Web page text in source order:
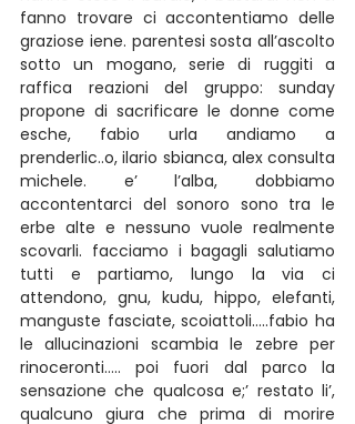
fanno trovare ci accontentiamo delle
graziose iene. parentesi sosta all’ascolto
sotto un mogano, serie di ruggiti a
raffica reazioni del gruppo: sunday
propone di sacrificare le donne come
esche, fabio urla andiamo a
prenderlic..o, ilario sbianca, alex consulta
michele. e’ l’alba, dobbiamo
accontentarci del sonoro sono tra le
erbe alte e nessuno vuole realmente
scovarli. facciamo i bagagli salutiamo
tutti e partiamo, lungo la via ci
attendono, gnu, kudu, hippo, elefanti,
manguste fasciate, scoiattoli…..fabio ha
le allucinazioni scambia le zebre per
rinoceronti….. poi fuori dal parco la
sensazione che qualcosa e;’ restato li’,
qualcuno giura che prima di morire